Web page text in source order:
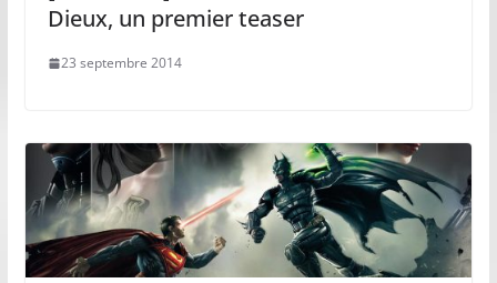
Dieux, un premier teaser
23 septembre 2014